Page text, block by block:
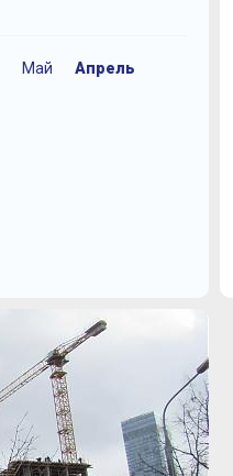
Май
Апрель